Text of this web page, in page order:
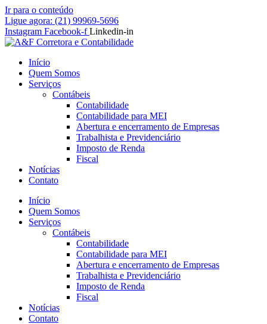
Ir para o conteúdo
Ligue agora: (21) 99969-5696
Instagram Facebook-f Linkedin-in
Início
Quem Somos
Serviços
Contábeis
Contabilidade
Contabilidade para MEI
Abertura e encerramento de Empresas
Trabalhista e Previdenciário
Imposto de Renda
Fiscal
Notícias
Contato
Início
Quem Somos
Serviços
Contábeis
Contabilidade
Contabilidade para MEI
Abertura e encerramento de Empresas
Trabalhista e Previdenciário
Imposto de Renda
Fiscal
Notícias
Contato